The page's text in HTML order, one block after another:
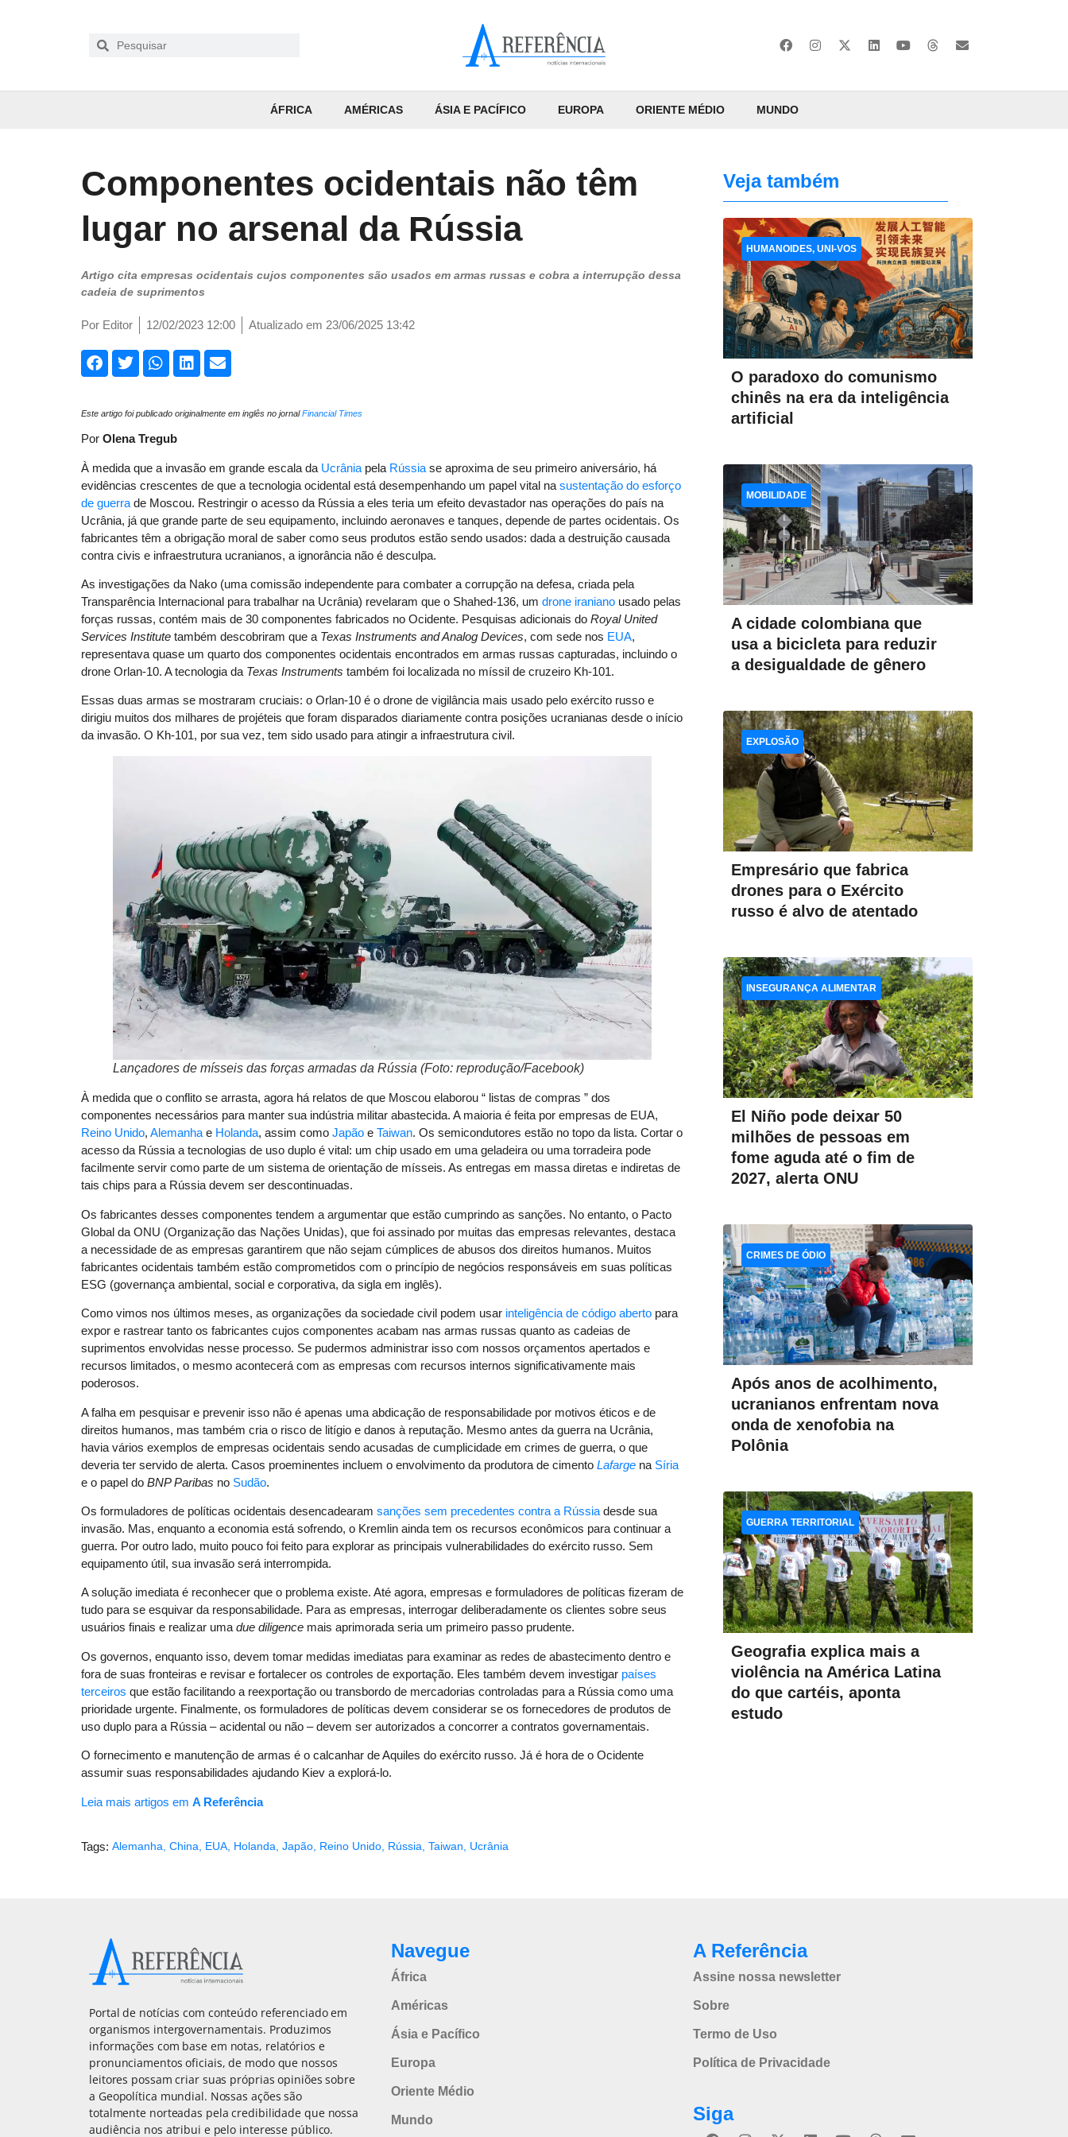
ÁFRICA AMÉRICAS ÁSIA E PACÍFICO EUROPA ORIENTE MÉDIO MUNDO
Componentes ocidentais não têm
lugar no arsenal da Rússia
Artigo cita empresas ocidentais cujos componentes são usados em armas russas e cobra a interrupção dessa
cadeia de suprimentos
Por Editor 12/02/2023 12:00 Atualizado em 23/06/2025 13:42
Este artigo foi publicado originalmente em inglês no jornalFinancial Times
Por Olena Tregub
À medida que a invasão em grande escala da Ucrânia pela Rússia se aproxima de seu primeiro aniversário, há
evidências crescentes de que a tecnologia ocidental está desempenhando um papel vital na sustentação do esforço
de guerra de Moscou. Restringir o acesso da Rússia a eles teria um efeito devastador nas operações do país na
Ucrânia, já que grande parte de seu equipamento, incluindo aeronaves e tanques, depende de partes ocidentais. Os
fabricantes têm a obrigação moral de saber como seus produtos estão sendo usados: dada a destruição causada
contra civis e infraestrutura ucranianos, a ignorância não é desculpa.
As investigações da Nako (uma comissão independente para combater a corrupção na defesa, criada pela
Transparência Internacional para trabalhar na Ucrânia) revelaram que o Shahed-136, um drone iraniano usado pelas
forças russas, contém mais de 30 componentes fabricados no Ocidente. Pesquisas adicionais do Royal United
Services Institute também descobriram que a Texas Instruments and Analog Devices, com sede nos EUA,
representava quase um quarto dos componentes ocidentais encontrados em armas russas capturadas, incluindo o
drone Orlan-10. A tecnologia da Texas Instruments também foi localizada no míssil de cruzeiro Kh-101.
Essas duas armas se mostraram cruciais: o Orlan-10 é o drone de vigilância mais usado pelo exército russo e
dirigiu muitos dos milhares de projéteis que foram disparados diariamente contra posições ucranianas desde o início
da invasão. O Kh-101, por sua vez, tem sido usado para atingir a infraestrutura civil.
Lançadores de mísseis das forças armadas da Rússia (Foto: reprodução/Facebook)
À medida que o conflito se arrasta, agora há relatos de que Moscou elaborou “ listas de compras ” dos
componentes necessários para manter sua indústria militar abastecida. A maioria é feita por empresas de EUA,
Reino Unido, Alemanhae Holanda, assim como Japão e Taiwan. Os semicondutores estão no topo da lista. Cortar o
acesso da Rússia a tecnologias de uso duplo é vital: um chip usado em uma geladeira ou uma torradeira pode
facilmente servir como parte de um sistema de orientação de mísseis. As entregas em massa diretas e indiretas de
tais chips para a Rússia devem ser descontinuadas.
Os fabricantes desses componentes tendem a argumentar que estão cumprindo as sanções. No entanto, o Pacto
Global da ONU (Organização das Nações Unidas), que foi assinado por muitas das empresas relevantes, destaca
a necessidade de as empresas garantirem que não sejam cúmplices de abusos dos direitos humanos. Muitos
fabricantes ocidentais também estão comprometidos com o princípio de negócios responsáveis ​​em suas políticas
ESG (governança ambiental, social e corporativa, da sigla em inglês).
Como vimos nos últimos meses, as organizações da sociedade civil podem usar inteligência de código aberto para
expor e rastrear tanto os fabricantes cujos componentes acabam nas armas russas quanto as cadeias de
suprimentos envolvidas nesse processo. Se pudermos administrar isso com nossos orçamentos apertados e
recursos limitados, o mesmo acontecerá com as empresas com recursos internos significativamente mais
poderosos.
A falha em pesquisar e prevenir isso não é apenas uma abdicação de responsabilidade por motivos éticos e de
direitos humanos, mas também cria o risco de litígio e danos à reputação. Mesmo antes da guerra na Ucrânia,
havia vários exemplos de empresas ocidentais sendo acusadas de cumplicidade em crimes de guerra, o que
deveria ter servido de alerta. Casos proeminentes incluem o envolvimento da produtora de cimento Lafarge na Síria
e o papel do BNP Paribas no Sudão.
Os formuladores de políticas ocidentais desencadearam sanções sem precedentes contra a Rússia desde sua
invasão. Mas, enquanto a economia está sofrendo, o Kremlin ainda tem os recursos econômicos para continuar a
guerra. Por outro lado, muito pouco foi feito para explorar as principais vulnerabilidades do exército russo. Sem
equipamento útil, sua invasão será interrompida.
A solução imediata é reconhecer que o problema existe. Até agora, empresas e formuladores de políticas fizeram de
tudo para se esquivar da responsabilidade. Para as empresas, interrogar deliberadamente os clientes sobre seus
usuários finais e realizar umadue diligence mais aprimorada seria um primeiro passo prudente.
Os governos, enquanto isso, devem tomar medidas imediatas para examinar as redes de abastecimento dentro e
fora de suas fronteiras e revisar e fortalecer os controles de exportação. Eles também devem investigar países
terceiros que estão facilitando a reexportação ou transbordo de mercadorias controladas para a Rússia como uma
prioridade urgente. Finalmente, os formuladores de políticas devem considerar se os fornecedores de produtos de
uso duplo para a Rússia – acidental ou não – devem ser autorizados a concorrer a contratos governamentais.
O fornecimento e manutenção de armas é o calcanhar de Aquiles do exército russo. Já é hora de o Ocidente
assumir suas responsabilidades ajudando Kiev a explorá-lo.
Leia mais artigos em A Referência
Tags: Alemanha China EUA Holanda Japão Reino Unido Rússia Taiwan Ucrânia
Veja também
O paradoxo do comunismo
chinês na era da inteligência
artificial
HUMANOIDES, UNI-VOS
A cidade colombiana que
usa a bicicleta para reduzir
a desigualdade de gênero
MOBILIDADE
Empresário que fabrica
drones para o Exército
russo é alvo de atentado
EXPLOSÃO
El Niño pode deixar 50
milhões de pessoas em
fome aguda até o fim de
2027, alerta ONU
INSEGURANÇA ALIMENTAR
Após anos de acolhimento,
ucranianos enfrentam nova
onda de xenofobia na
Polônia
CRIMES DE ÓDIO
Geografia explica mais a
violência na América Latina
do que cartéis, aponta
estudo
GUERRA TERRITORIAL
Portal de notícias com conteúdo referenciado em
organismos intergovernamentais. Produzimos
informações com base em notas, relatórios e
pronunciamentos oficiais, de modo que nossos
leitores possam criar suas próprias opiniões sobre
a Geopolítica mundial. Nossas ações são
totalmente norteadas pela credibilidade que nossa
audiência nos atribui e pelo interesse público.
Navegue
África
Américas
Ásia e Pacífico
Europa
Oriente Médio
Mundo
A Referência
Assine nossa newsletter
Sobre
Termo de Uso
Política de Privacidade
Siga